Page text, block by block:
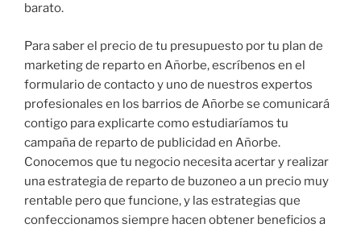
barato.
Para saber el precio de tu presupuesto por tu plan de
marketing de reparto en Añorbe, escríbenos en el
formulario de contacto y uno de nuestros expertos
profesionales en los barrios de Añorbe se comunicará
contigo para explicarte como estudiaríamos tu
campaña de reparto de publicidad en Añorbe.
Conocemos que tu negocio necesita acertar y realizar
una estrategia de reparto de buzoneo a un precio muy
rentable pero que funcione, y las estrategias que
confeccionamos siempre hacen obtener beneficios a